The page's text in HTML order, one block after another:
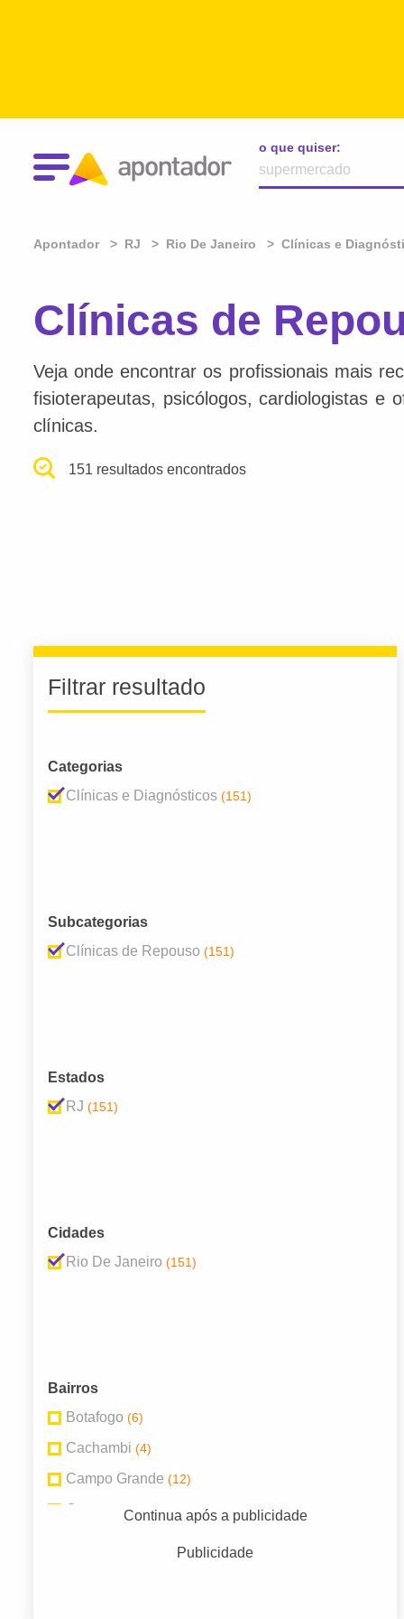
o que quiser:
Apontador RJ Rio De Janeiro Clínicas e
Clínicas de
Veja onde encontrar os profissionais mais
fisioterapeutas, psicólogos, cardiologistas e
clínicas.
151 resultados encontrados
Filtrar resultado
Categorias
Clínicas e Diagnósticos (151)
Subcategorias
Clínicas de Repouso (151)
Estados
RJ (151)
Cidades
Rio De Janeiro (151)
Bairros
Botafogo (6)
Cachambi (4)
Campo Grande (12)
Centro (11)Continua após a publicidade
Publicidade